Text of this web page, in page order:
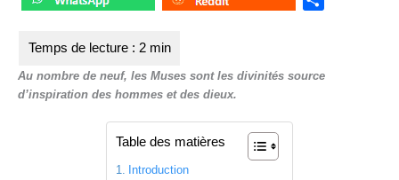
Au nombre de neuf, les Muses sont les divinités source
d’inspiration des hommes et des dieux.
Table des matières
Introduction